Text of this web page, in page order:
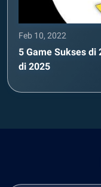
Feb 10, 2022
5 Game Sukses di
di 2025